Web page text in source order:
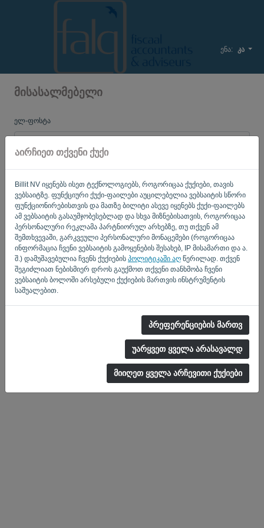
აირჩიეთ თქვენი ქუქი
Billit NV იყენებს ისეთ ტექნოლოგიებს, როგორიცაა ქუქიები, თავის
ვებსაიტზე. ფუნქციური ქუქი-ფაილები აუცილებელია ვებსაიტის სწორი
ფუნქციონირებისთვის და მათზე ბილიტი ასევე იყენებს ქუქი-ფაილებს
ამ ვებსაიტის გასაუმჯობესებლად და სხვა მიზნებისათვის, როგორიცაა
პერსონალური რეკლამა პარტნიორულ არხებზე, თუ თქვენ ამ
შემთხვევაში, გარკვეული პერსონალური მონაცემები (როგორიცაა
ინფორმაცია ჩვენი ვებსაიტის გამოყენების შესახებ, IP მისამართი და ა.
შ.) დამუშავებულია ჩვენს ქუქიების პოლიტიკაში აღ წერილად. თქვენ
შეგიძლიათ ნებისმიერ დროს გაუქმოთ თქვენი თანხმობა ჩვენი
ვებსაიტის ბოლოში არსებული ქუქიების მართვის ინსტრუმენტის
საშუალებით.
პრეფერენციების მართვ
უარყვეთ ყველა არასავალდ
მიიღეთ ყველა არჩევითი ქუქიები
ენა: კა
მისასალმებელი
ელ-ფოსტა
დამახსოვრე დავიწყებული პაროლი?
ᲨᲔᲡᲕᲚᲐ
წესები და პირობები